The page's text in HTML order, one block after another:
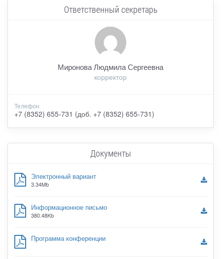
Ответственный секретарь
Миронова Людмила Сергеевна
корректор
Телефон
+7 (8352) 655-731 (доб. +7 (8352) 655-731)
Документы
Электронный вариант
3.34Mb
Информационное письмо
380.48Kb
Программа конференции